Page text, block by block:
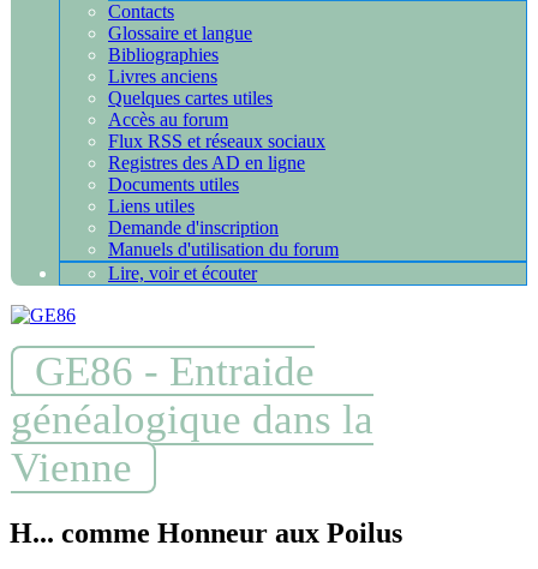
Contacts
Glossaire et langue
Bibliographies
Livres anciens
Quelques cartes utiles
Accès au forum
Flux RSS et réseaux sociaux
Registres des AD en ligne
Documents utiles
Liens utiles
Demande d'inscription
Manuels d'utilisation du forum
Lire, voir et écouter
GE86 - Entraide
généalogique dans la
Vienne
H... comme Honneur aux Poilus